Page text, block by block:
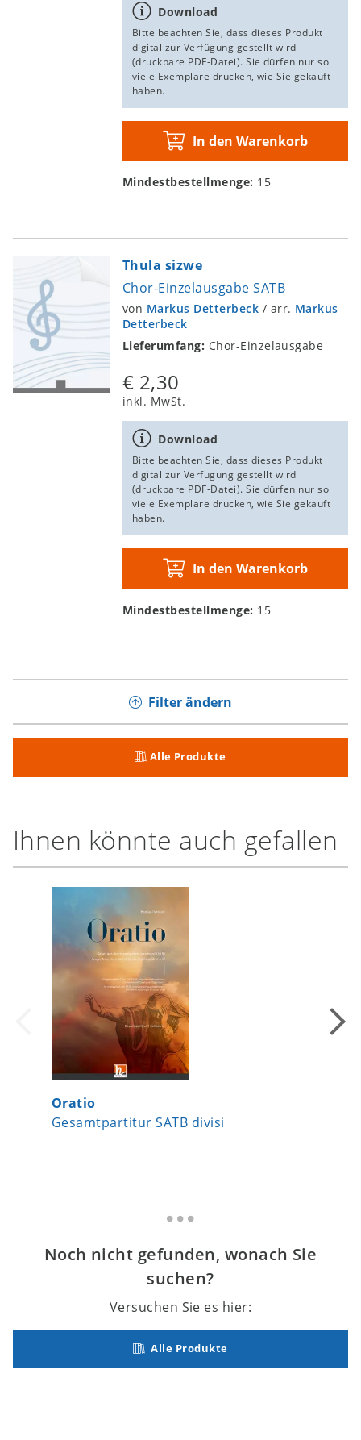
Download
Bitte beachten Sie, dass dieses Produkt
digital zur Verfügung gestellt wird
(druckbare PDF-Datei). Sie dürfen nur so
viele Exemplare drucken, wie Sie gekauft
haben.
In den Warenkorb
Mindestbestellmenge: 15
Thula sizwe
Chor-Einzelausgabe SATB
von Markus Detterbeck / arr. Markus
Detterbeck
Lieferumfang: Chor-Einzelausgabe
€ 2,30
inkl. MwSt.
Download
Bitte beachten Sie, dass dieses Produkt
digital zur Verfügung gestellt wird
(druckbare PDF-Datei). Sie dürfen nur so
viele Exemplare drucken, wie Sie gekauft
haben.
In den Warenkorb
Mindestbestellmenge: 15
Filter ändern
Alle Produkte
Ihnen könnte auch gefallen
Oratio
Gesamtpartitur SATB divisi
Noch nicht gefunden, wonach Sie
suchen?
Versuchen Sie es hier:
Alle Produkte